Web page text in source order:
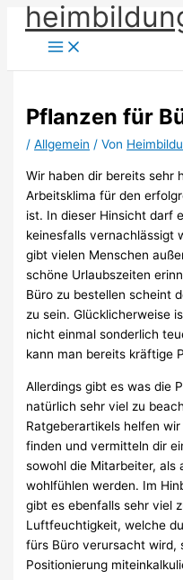
Zum
Inhalt
springen
Pflanzen für
/Allgemein / Von
Wir haben dir bereits sehr
Arbeitsklima für den
ist. In dieser Hinsicht darf
keinesfalls vernachlässigt
gibt vielen Menschen
schöne Urlaubszeiten
Büro zu bestellen scheint
zu sein. Glücklicherweise
nicht einmal sonderlich
kann man bereits kräftige
Allerdings gibt es was die
natürlich sehr viel zu
Ratgeberartikels helfen
finden und vermitteln dir
sowohl die Mitarbeiter, als
wohlfühlen werden. Im
gibt es ebenfalls sehr viel
Luftfeuchtigkeit, welche
fürs Büro verursacht wird,
Positionierung